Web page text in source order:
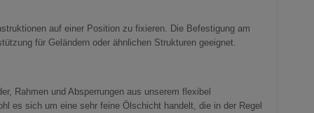
auf einer Position zu fixieren. Die Befestigung am
für Geländern oder ähnlichen Strukturen geeignet.
Rahmen und Absperrungen aus unserem flexibel
es sich um eine sehr feine Ölschicht handelt, die in der Regel